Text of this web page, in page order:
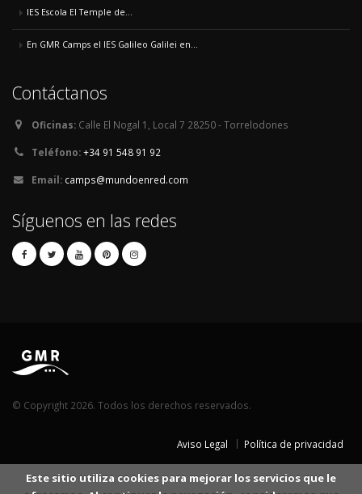
IES Escola El Temple de...
En GMR Camps el IES Galileo Galilei en...
Contáctanos
Oficinas: Calle El Nogal 1, Local 7 28250 - Torrelodones
Teléfono:+34 91 548 91 92
Email: camps@mundoenred.com
Síguenos en las redes
© Copyright 2026. Todos los derechos reservados.
Aviso Legal Política de privacidad
Este sitio utiliza cookies para mejorar los servicios que le